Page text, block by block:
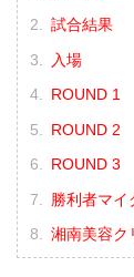
試合結果
入場
ROUND 1
ROUND 2
ROUND 3
勝利者マイ
湘南美容ク